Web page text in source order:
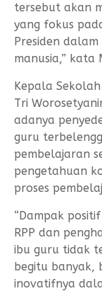
tersebut akan
yang fokus
Presiden
manusia,” kata
Kepala
Tri
adanya
guru
pembelajaran
pengetahuan
proses
“Dampak
RPP dan
ibu guru tidak
begitu banyak,
inovatifnya